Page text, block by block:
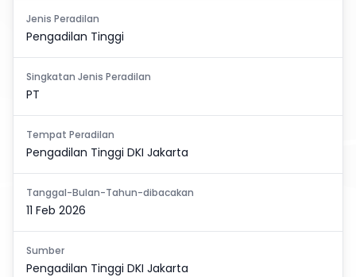
Jenis Peradilan
Pengadilan Tinggi
Singkatan Jenis Peradilan
PT
Tempat Peradilan
Pengadilan Tinggi DKI Jakarta
Tanggal-Bulan-Tahun-dibacakan
11 Feb 2026
Sumber
Pengadilan Tinggi DKI Jakarta